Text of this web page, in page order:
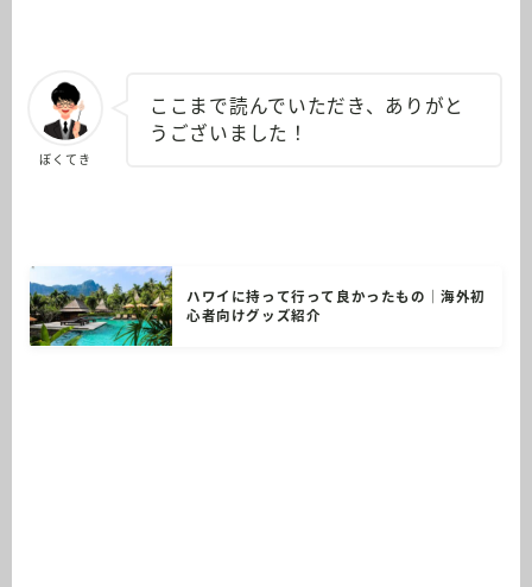
ぼくてき
ここまで読んでいただき、ありがと
うございました！
ハワイに持って行って良かったもの｜海外初
心者向けグッズ紹介